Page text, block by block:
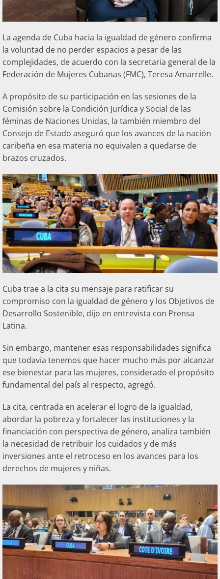
La agenda de Cuba hacia la igualdad de género confirma
la voluntad de no perder espacios a pesar de las
complejidades, de acuerdo con la secretaria general de la
Federación de Mujeres Cubanas (FMC), Teresa Amarrelle.
A propósito de su participación en las sesiones de la
Comisión sobre la Condición Jurídica y Social de las
féminas de Naciones Unidas, la también miembro del
Consejo de Estado aseguró que los avances de la nación
caribeña en esa materia no equivalen a quedarse de
brazos cruzados.
Cuba trae a la cita su mensaje para ratificar su
compromiso con la igualdad de género y los Objetivos de
Desarrollo Sostenible, dijo en entrevista con Prensa
Latina.
Sin embargo, mantener esas responsabilidades significa
que todavía tenemos que hacer mucho más por alcanzar
ese bienestar para las mujeres, considerado el propósito
fundamental del país al respecto, agregó.
La cita, centrada en acelerar el logro de la igualdad,
abordar la pobreza y fortalecer las instituciones y la
financiación con perspectiva de género, analiza también
la necesidad de retribuir los cuidados y de más
inversiones ante el retroceso en los avances para los
derechos de mujeres y niñas.